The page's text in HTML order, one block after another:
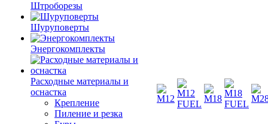
Штроборезы
Шуруповерты
Энергокомплекты
Расходные материалы и
оснастка
Крепление
Пиление и резка